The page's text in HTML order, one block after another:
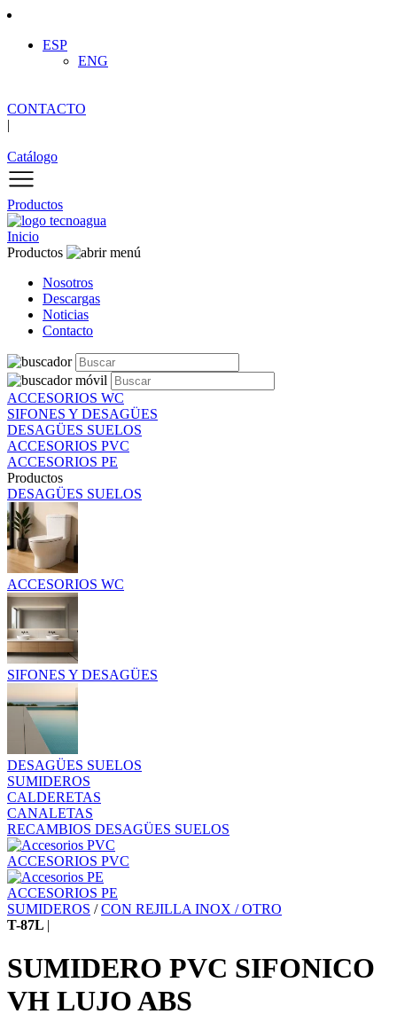
ESP
ENG
CONTACTO
|
Catálogo
Productos
Inicio
Productos
Nosotros
Descargas
Noticias
Contacto
ACCESORIOS WC
SIFONES Y DESAGÜES
DESAGÜES SUELOS
ACCESORIOS PVC
ACCESORIOS PE
Productos
DESAGÜES SUELOS
ACCESORIOS WC
SIFONES Y DESAGÜES
DESAGÜES SUELOS
SUMIDEROS
CALDERETAS
CANALETAS
RECAMBIOS DESAGÜES SUELOS
ACCESORIOS PVC
ACCESORIOS PE
SUMIDEROS /CON REJILLA INOX / OTRO
T-87L |
SUMIDERO PVC SIFONICO
VH LUJO ABS